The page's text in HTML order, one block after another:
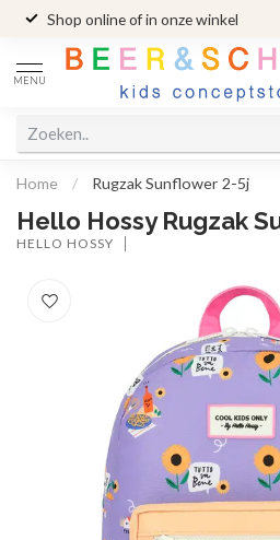
Shop online of in onze winkel
MENU
Home / Rugzak Sunflower 2-5j
Hello Hossy Rugzak
HELLO HOSSY